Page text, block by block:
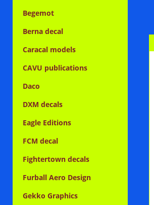
Begemot
Berna decal
Caracal models
CAVU publications
Daco
DXM decals
Eagle Editions
FCM decal
Fightertown decals
Furball Aero Design
Gekko Graphics